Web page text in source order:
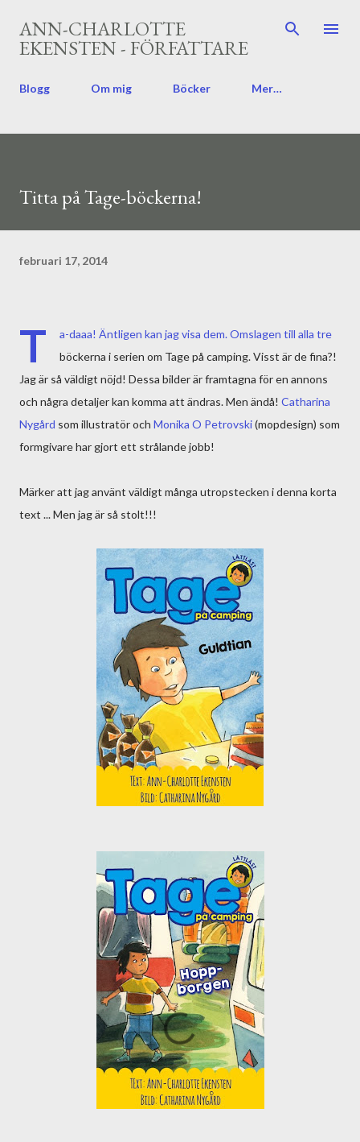
Fortsätt till huvudinnehåll
ANN-CHARLOTTE
EKENSTEN - FÖRFATTARE
Blogg Om mig Böcker Mer…
Titta på Tage-böckerna!
februari 17, 2014
T
a-daaa! Äntligen kan jag visa dem. Omslagen till alla tre
böckerna i serien om Tage på camping. Visst är de fina?!
Jag är så väldigt nöjd! Dessa bilder är framtagna för en annons
och några detaljer kan komma att ändras. Men ändå! Catharina
Nygård som illustratör och Monika O Petrovski(mopdesign) som
formgivare har gjort ett strålande jobb!
Märker att jag använt väldigt många utropstecken i denna korta
text ... Men jag är så stolt!!!